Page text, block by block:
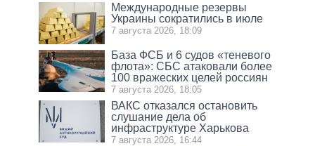
Международные резервы
Украины сократились в июле
7 августа 2026, 18:09
База ФСБ и 6 судов «теневого
флота»: СБС атаковали более
100 вражеских целей россиян
7 августа 2026, 18:05
ВАКС отказался остановить
слушание дела об
инфраструктуре Харькова
7 августа 2026, 16:44